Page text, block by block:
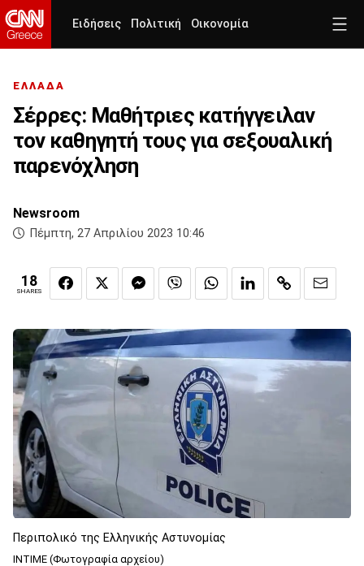
Ειδήσεις Πολιτική Οικονομία
ΕΛΛΑΔΑ
Σέρρες: Μαθήτριες κατήγγειλαν
τον καθηγητή τους για σεξουαλική
παρενόχληση
Newsroom
Πέμπτη, 27 Απριλίου 2023 10:46
18
SHARES
Περιπολικό της Ελληνικής Αστυνομίας
ΙΝΤΙΜΕ (Φωτογραφία αρχείου)